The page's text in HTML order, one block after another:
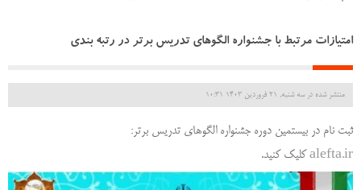
امتیازات مرتبط با جشنواره الگوهای تدریس برتر در رتبه بندی
منتشر شده در سه شنبه, 21 فروردين 1403 10:31
ثبت نام در بیستمین دوره جشنواره الگوهای تدریس برتر:
alefta.ir کلیک کنید.